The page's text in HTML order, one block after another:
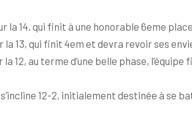
la 14, qui finit à une honorable 6eme
la 13, qui finit 4em et devra revoir ses
la 12, au terme d’une belle phase,
s’incline 12-2, initialement destinée à se